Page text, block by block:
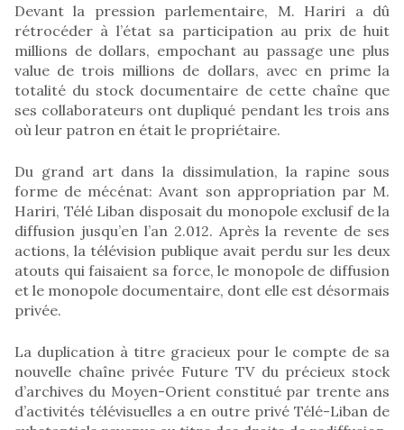
Devant la pression parlementaire, M. Hariri a dû
rétrocéder à l’état sa participation au prix de huit
millions de dollars, empochant au passage une plus
value de trois millions de dollars, avec en prime la
totalité du stock documentaire de cette chaîne que
ses collaborateurs ont dupliqué pendant les trois ans
où leur patron en était le propriétaire.
Du grand art dans la dissimulation, la rapine sous
forme de mécénat: Avant son appropriation par M.
Hariri, Télé Liban disposait du monopole exclusif de la
diffusion jusqu’en l’an 2.012. Après la revente de ses
actions, la télévision publique avait perdu sur les deux
atouts qui faisaient sa force, le monopole de diffusion
et le monopole documentaire, dont elle est désormais
privée.
La duplication à titre gracieux pour le compte de sa
nouvelle chaîne privée Future TV du précieux stock
d’archives du Moyen-Orient constitué par trente ans
d’activités télévisuelles a en outre privé Télé-Liban de